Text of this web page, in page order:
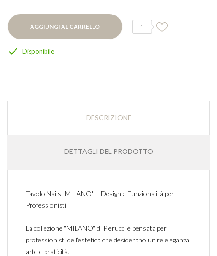
AGGIUNGI AL CARRELLO 1
 Disponibile
DESCRIZIONE
DETTAGLI DEL PRODOTTO
Tavolo Nails "MILANO" – Design e Funzionalità per
Professionisti
La collezione "MILANO" di Pierucci è pensata per i
professionisti dell’estetica che desiderano unire eleganza,
arte e praticità.